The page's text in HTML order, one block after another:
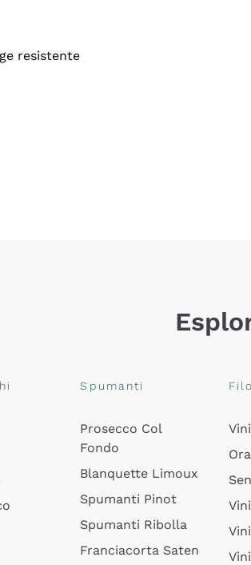
resistente
Spumanti
Prosecco Col
Fondo
Blanquette Limoux
Spumanti Pinot
Spumanti Ribolla
Franciacorta Saten